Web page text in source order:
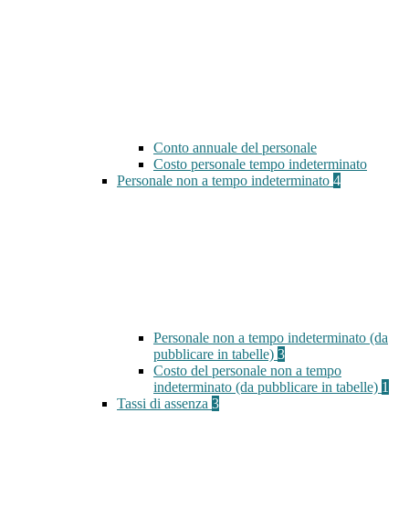
Conto annuale del personale
Costo personale tempo indeterminato
Personale non a tempo indeterminato 4
Personale non a tempo indeterminato (da
pubblicare in tabelle) 3
Costo del personale non a tempo
indeterminato (da pubblicare in tabelle) 1
Tassi di assenza 3